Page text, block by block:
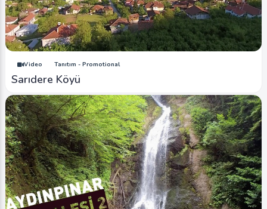
Video Tanıtım - Promotional
Sarıdere Köyü